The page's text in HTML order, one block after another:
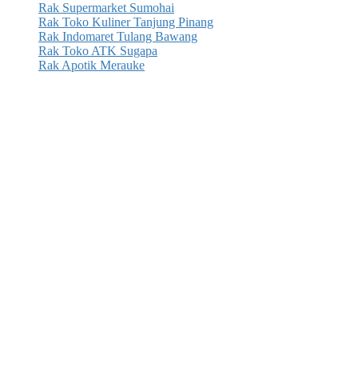
Rak Supermarket Sumohai
Rak Toko Kuliner Tanjung Pinang
Rak Indomaret Tulang Bawang
Rak Toko ATK Sugapa
Rak Apotik Merauke